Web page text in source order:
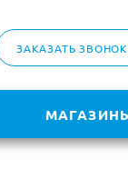
ЗАКАЗАТЬ ЗВОНОК